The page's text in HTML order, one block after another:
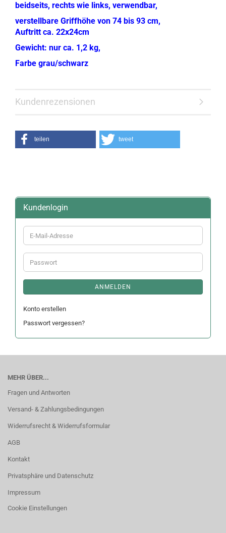
beidseits, rechts wie links, verwendbar,
verstellbare Griffhöhe von 74 bis 93 cm,
Auftritt ca. 22x24cm
Gewicht: nur ca. 1,2 kg,
Farbe grau/schwarz
Kundenrezensionen
teilen tweet
Kundenlogin
E-
Mail-
Adresse
Passwort
ANMELDEN
Konto erstellen
Passwort vergessen?
MEHR ÜBER...
Fragen und Antworten
Versand- & Zahlungsbedingungen
Widerrufsrecht & Widerrufsformular
AGB
Kontakt
Privatsphäre und Datenschutz
Impressum
Cookie Einstellungen